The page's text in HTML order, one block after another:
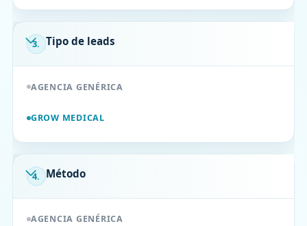
3. Tipo de leads
AGENCIA GENÉRICA
GROW MEDICAL
4. Método
AGENCIA GENÉRICA